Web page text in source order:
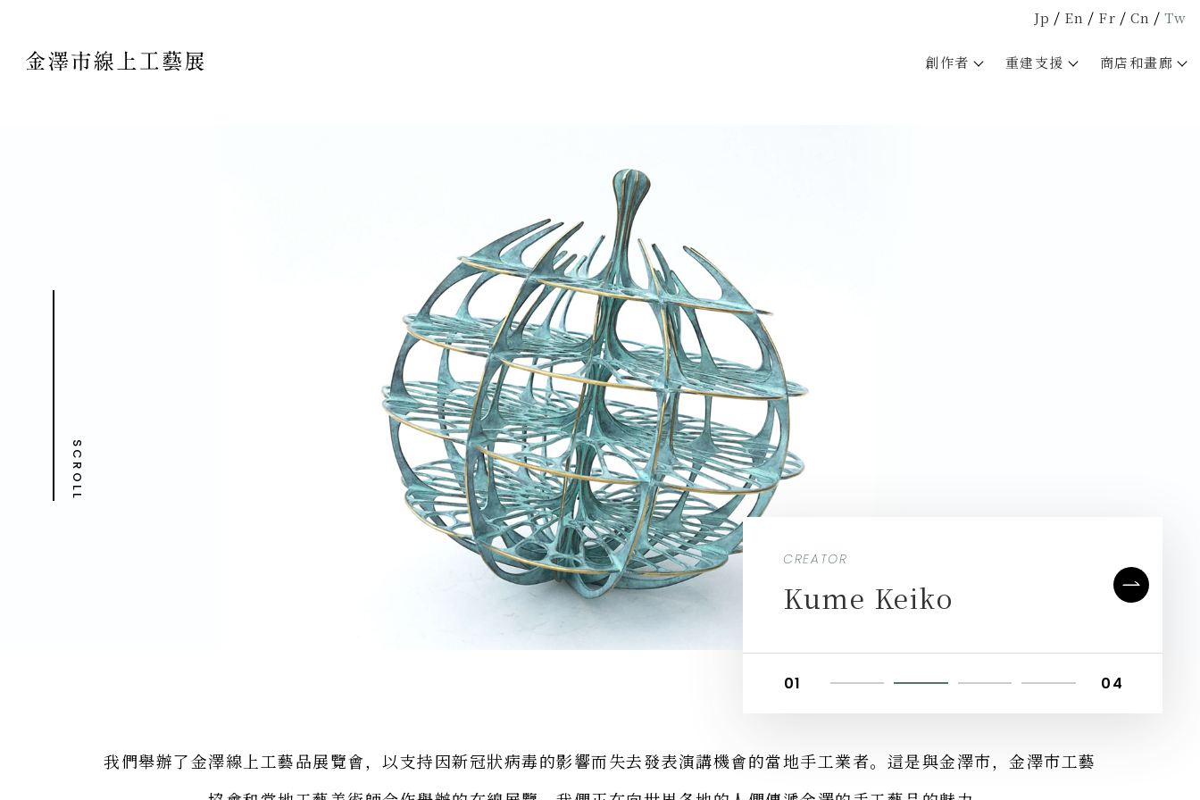
Jp En Fr Cn Tw
創作者 重建支援 商店和畫廊
SCROLL
CREATOR
Yoshimura Mari
CREATOR
Kume Keiko
CREATOR
Ikeda Terumasa
CREATOR
Takagi Motohide
01 04
我們舉辦了金澤線上工藝品展覽會，以支持因新冠狀病毒的影響而失去發表演講機會的當地手工業者。這是與金澤市，金澤市工藝